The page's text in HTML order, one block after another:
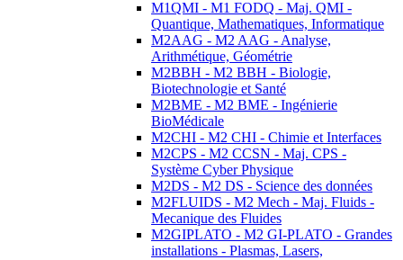
M1QMI - M1 FODQ - Maj. QMI -
Quantique, Mathematiques, Informatique
M2AAG - M2 AAG - Analyse,
Arithmétique, Géométrie
M2BBH - M2 BBH - Biologie,
Biotechnologie et Santé
M2BME - M2 BME - Ingénierie
BioMédicale
M2CHI - M2 CHI - Chimie et Interfaces
M2CPS - M2 CCSN - Maj. CPS -
Système Cyber Physique
M2DS - M2 DS - Science des données
M2FLUIDS - M2 Mech - Maj. Fluids -
Mecanique des Fluides
M2GIPLATO - M2 GI-PLATO - Grandes
installations - Plasmas, Lasers,